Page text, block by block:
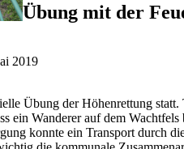
Übung mit der
2019
Übung der Höhenrettung
ein Wanderer auf dem
konnte ein Transport durch